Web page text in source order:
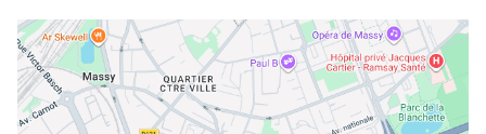
mardi
09:00 - 12:30
13:30 - 19:00
mercredi
09:00 - 12:3013:30 - 19:00
jeudi
09:00 - 12:3013:30 - 19:00
vendredi
09:00 - 12:3013:30 - 19:00
samedi
09:00 - 12:3013:30 - 19:00
dimanche
fermé